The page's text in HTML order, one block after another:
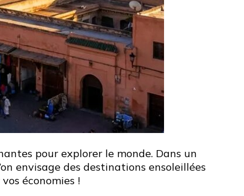
pour explorer le monde. Dans un
envisage des destinations ensoleillées
économies !